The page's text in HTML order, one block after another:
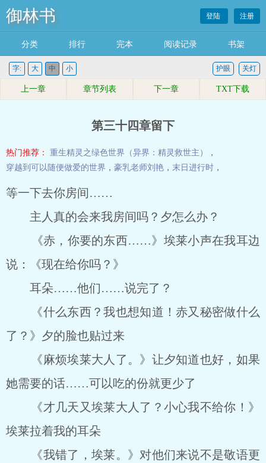
御林书 登陆 注册
分类 排行 完本 阅读记录 书架
字: 大 中 小 关灯
护眼
上一章 章节列表 下一章 TXT下载
第三十四章留下
热门推荐： 重生精灵之绿色世界（异界：精灵救世主）
，
穿越到可以随便做爱的世界 ， 豪乳老师刘艳 ， 末日进行时 ，
等一下去你房间……
主人真的会来我房间吗？夕怎么办？
《赤，你要的东西……》埃莱小声在我耳边
说：《现在给你吗？》
耳朵……他们……说完了？
《什么东西？我也想知道！赤又秘密做什么
了？》夕的脸也贴过来
《麻烦埃莱大人了。》让夕知道也好，如果
她需要的话……可以吃的份就更少了
《才几天又埃莱大人了？小心我不给你！》
埃莱拉着我的耳朵
《我错了，埃莱。》对他们来说不是敬语更